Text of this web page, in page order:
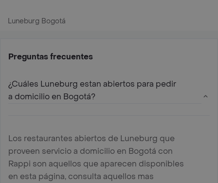
Luneburg Bogotá
Preguntas frecuentes
¿Cuáles Luneburg estan abiertos para pedir
a domicilio en Bogotá?
Los restaurantes abiertos de Luneburg que
proveen servicio a domicilio en Bogotá con
Rappi son aquellos que aparecen disponibles
en esta página, consulta aquellos mas